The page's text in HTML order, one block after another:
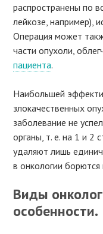
распространены по
лейкозе, например),
Операция может
части опухоли,
пациента.
Наибольшей
злокачественных
заболевание не
органы, т. е. на 1 и 2
удаляют лишь
в онкологии
Виды
особенности.